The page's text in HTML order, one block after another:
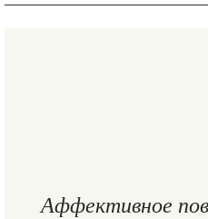
Аффективное